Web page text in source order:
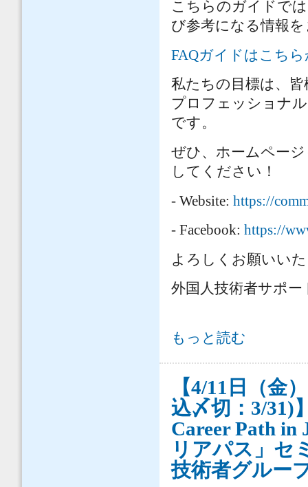
こちらのガイドで
び参考になる情報
FAQガイドはこち
私たちの目標は、
プロフェッショナ
です。
ぜひ、ホームペー
してください！
- Website: https://
- Facebook: https://
よろしくお願いい
外国人技術者サポー
FAQ Guide for International Civil
もっと読む
【4/11日（金
込〆切：3/31)
Career Path in
リアパス」セ
技術者グルー